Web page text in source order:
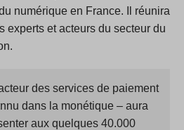
numérique en France. Il réunira
experts et acteurs du secteur du
des services de paiement
dans la monétique – aura
aux quelques 40.000